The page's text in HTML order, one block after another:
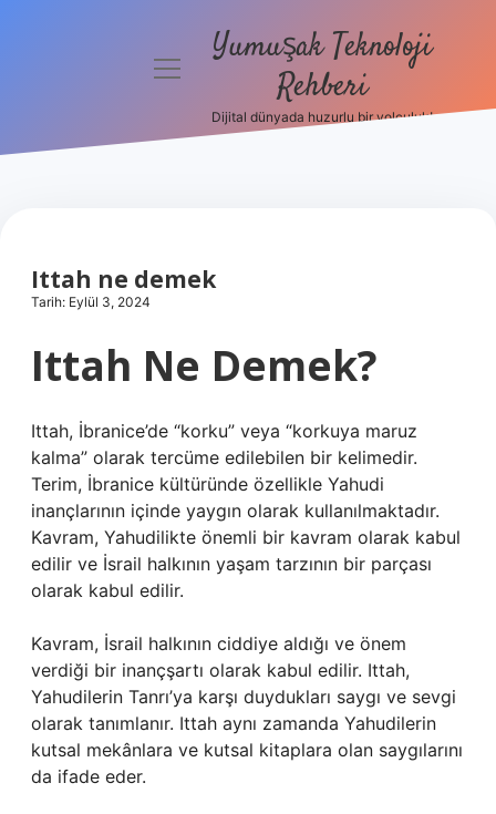
Hakkımızda
menüyüYumuşak Teknoloji
Rehberi
Dijital dünyada huzurlu bir yolculuk!
Ittah ne demek
Tarih: Eylül 3, 2024
Ittah Ne Demek?
Ittah, İbranice’de “korku” veya “korkuya maruz
kalma” olarak tercüme edilebilen bir kelimedir.
Terim, İbranice kültüründe özellikle Yahudi
inançlarının içinde yaygın olarak kullanılmaktadır.
Kavram, Yahudilikte önemli bir kavram olarak kabul
edilir ve İsrail halkının yaşam tarzının bir parçası
olarak kabul edilir.
Kavram, İsrail halkının ciddiye aldığı ve önem
verdiği bir inançşartı olarak kabul edilir. Ittah,
Yahudilerin Tanrı’ya karşı duydukları saygı ve sevgi
olarak tanımlanır. Ittah aynı zamanda Yahudilerin
kutsal mekânlara ve kutsal kitaplara olan saygılarını
da ifade eder.